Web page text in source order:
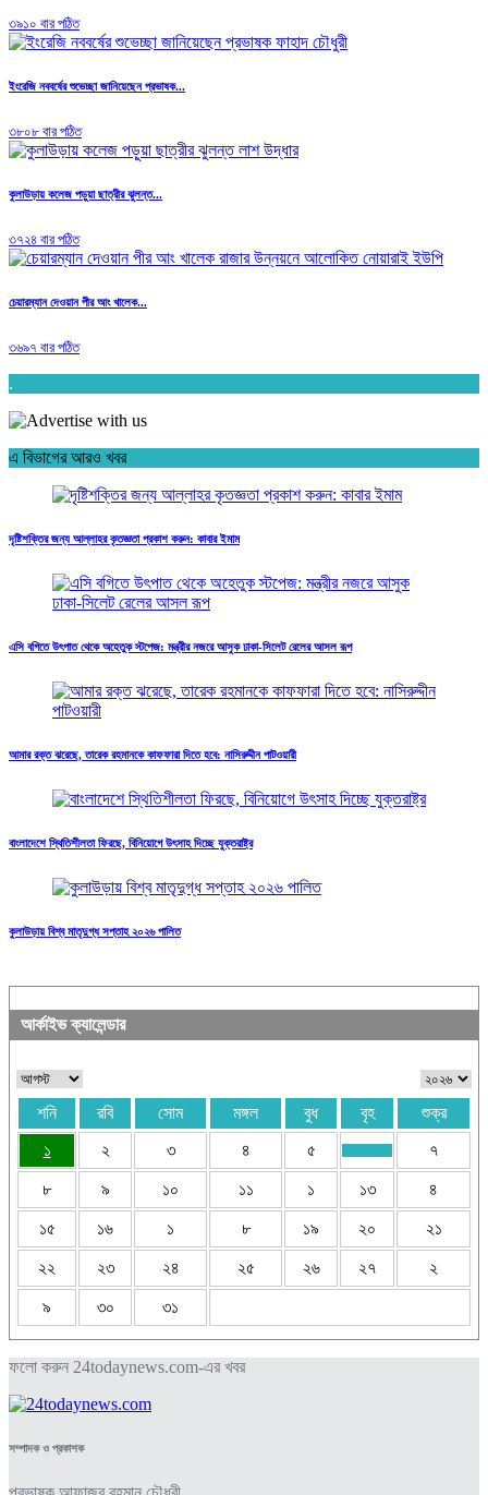
৩৯১০ বার পঠিত
ইংরেজি নববর্ষের শুভেচ্ছা জানিয়েছেন প্রভাষক...
৩৮০৮ বার পঠিত
কুলাউড়ায় কলেজ পড়ুয়া ছাত্রীর ঝুলন্ত...
৩৭২৪ বার পঠিত
চেয়ারম্যান দেওয়ান পীর আং খালেক...
৩৬৯৭ বার পঠিত
.
এ বিভাগের আরও খবর
দৃষ্টিশক্তির জন্য আল্লাহর কৃতজ্ঞতা প্রকাশ করুন: কাবার ইমাম
এসি বগিতে উৎপাত থেকে অহেতুক স্টপেজ: মন্ত্রীর নজরে আসুক ঢাকা-সিলেট রেলের আসল রূপ
আমার রক্ত ঝরেছে, তারেক রহমানকে কাফফারা দিতে হবে: নাসিরুদ্দীন পাটওয়ারী
বাংলাদেশে স্থিতিশীলতা ফিরছে, বিনিয়োগে উৎসাহ দিচ্ছে যুক্তরাষ্ট্র
কুলাউড়ায় বিশ্ব মাতৃদুগ্ধ সপ্তাহ ২০২৬ পালিত
আর্কাইভ ক্যালেন্ডার
শনি রবি সোম মঙ্গল বুধ বৃহ
শুক্র
১
২ ৩ ৪ ৫ ৭
৮ ৯ ১০ ১১ ১ ১৩ ৪
১৫ ১৬ ১ ৮ ১৯ ২০ ২১
২২ ২৩ ২৪ ২৫ ২৬ ২৭ ২
৯ ৩০ ৩১
ফলো করুন 24todaynews.com-এর খবর
সম্পাদক ও প্রকাশক